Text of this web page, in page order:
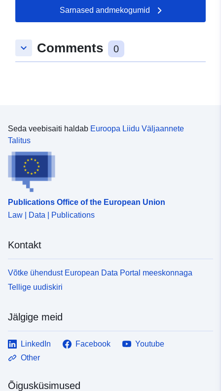
53.59822 ], [ 8.990931,
53.009933 ], [ 8.484333,
Tüüp: Polygon
Sarnased andmekogumid
keyboard_arrow_down Comments 0
Seda veebisaiti haldab Euroopa Liidu Väljaannete
Talitus
Publications Office of the European Union
Law | Data | Publications
Kontakt
Võtke ühendust European Data Portal meeskonnaga
Tellige uudiskiri
Jälgige meid
LinkedIn Facebook
Youtube
Other
Õigusküsimused